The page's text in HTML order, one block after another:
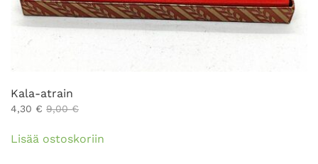
Kala-atrain
4,30 € 9,00€
Lisää ostoskoriin